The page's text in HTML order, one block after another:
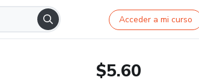
Acceder a mi curso
$5.60